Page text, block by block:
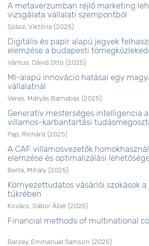
A metaverzumban rejlő marketing
vizsgálata vállalati szempontból
Szász, Viktória (2025)
Digitális és papír alapú jegyek
elemzése a budapesti
Vántus, Dávid Ottó (2025)
MI-alapú innováció hatásai egy
vállalatnál
Veres, Mátyás Barnabás (2025)
Generatív mesterséges intelligencia
villamos-karbantartási
Pap, Richárd (2025)
A CAF villamosvezetők
elemzése és optimalizálási
Berta, Mihály (2025)
Környezettudatos vásárlói szokások
tükrében
Kovács, Gábor Ábel (2025)
Financial methods of multinational
Barzey, Emmanuel Samson (2025)